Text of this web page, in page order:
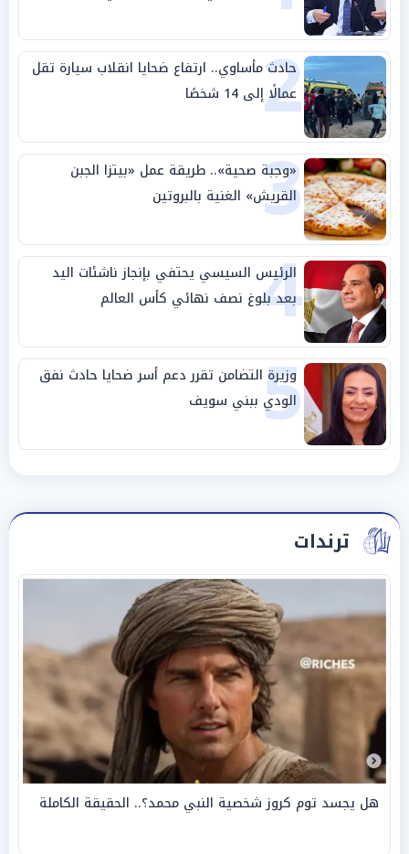
2
حادث مأساوي.. ارتفاع ضحايا انقلاب سيارة تقل
عمالًا إلى 14 شخصًا
3
«وجبة صحية».. طريقة عمل «بيتزا الجبن
القريش» الغنية بالبروتين
4
الرئيس السيسي يحتفي بإنجاز ناشئات اليد
بعد بلوغ نصف نهائي كأس العالم
5
وزيرة التضامن تقرر دعم أسر ضحايا حادث نفق
الودي ببني سويف
ترندات
هل يجسد توم كروز شخصية النبي محمد؟.. الحقيقة الكاملة